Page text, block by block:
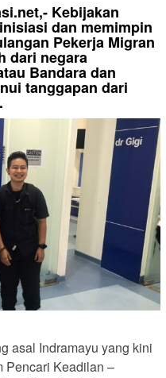
Kebijakan
dan memimpin
Pekerja Migran
dari negara
Bandara dan
tanggapan dari
asal Indramayu yang kini
Pencari Keadilan –